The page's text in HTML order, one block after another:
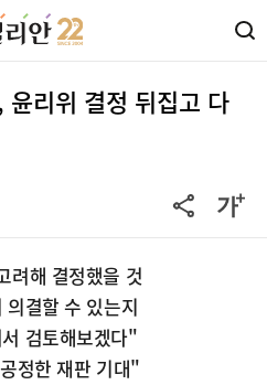
리위 결정 뒤집고 다
려해 결정했을 것
결할 수 있는지
검토해보겠다"
정한 재판 기대"